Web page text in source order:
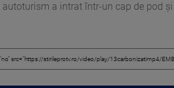
a intrat într-un cap de pod